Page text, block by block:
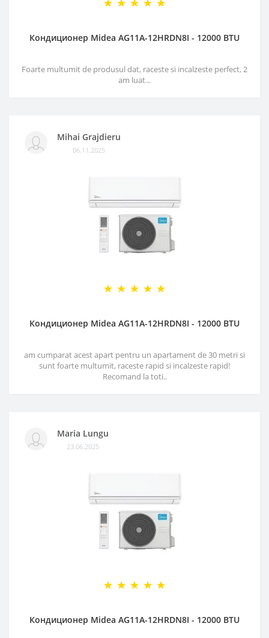
Кондиционер Midea AG11A-12HRDN8I - 12000 BTU
Foarte multumit de produsul dat, raceste si incalzeste perfect, 2
am luat...
Mihai Grajdieru
06.11.2025
Кондиционер Midea AG11A-12HRDN8I - 12000 BTU
am cumparat acest apart pentru un apartament de 30 metri si
sunt foarte multumit, raceste rapid si incalzeste rapid!
Recomand la toti..
Maria Lungu
23.06.2025
Кондиционер Midea AG11A-12HRDN8I - 12000 BTU